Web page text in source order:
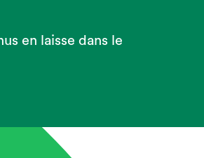
en laisse dans le